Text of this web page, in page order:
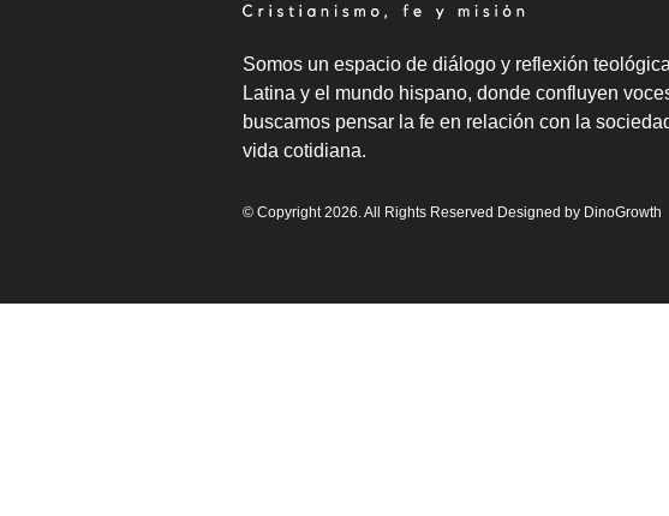
Somos un espacio de diálogo y reflexión
Latina y el mundo hispano, donde confluyen
buscamos pensar la fe en relación con la
vida cotidiana.
© Copyright 2026. All Rights Reserved Designed by DinoGrowth